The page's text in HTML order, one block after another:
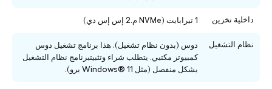
داخلية تخزين 1 تيرابايت (NVMe م.2 إس إس دي)
نظام التشغيل
دوس (بدون نظام تشغيل). هذا برنامج تشغيل دوس
كمبيوتر مكتبي. يتطلب شراء وتثبيتبرنامج نظام التشغيل
بشكل منفصل (مثل Windows® 11 برو).